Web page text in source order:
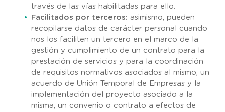
través de las vías habilitadas para ello.
Facilitados por terceros: asimismo, pueden
recopilarse datos de carácter personal cuando
nos los faciliten un tercero en el marco de la
gestión y cumplimiento de un contrato para la
prestación de servicios y para la coordinación
de requisitos normativos asociados al mismo, un
acuerdo de Unión Temporal de Empresas y la
implementación del proyecto asociado a la
misma, un convenio o contrato a efectos de